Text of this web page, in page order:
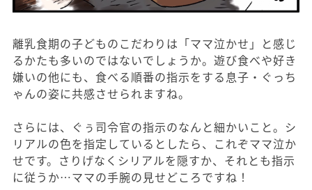
離乳食期の子どものこだわりは「ママ泣かせ」と感じ
るかたも多いのではないでしょうか。遊び食べや好き
嫌いの他にも、食べる順番の指示をする息子・ぐっち
ゃんの姿に共感させられますね。
さらには、ぐぅ司令官の指示のなんと細かいこと。シ
リアルの色を指定しているとしたら、これぞママ泣か
せです。さりげなくシリアルを隠すか、それとも指示
に従うか…ママの手腕の見せどころですね！